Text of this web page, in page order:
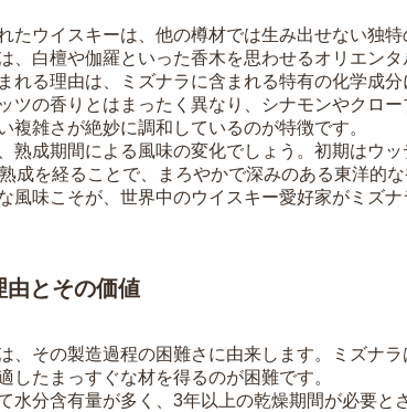
たウイスキーは、他の樽材では生み出せない独
、白檀や伽羅といった香木を思わせるオリエンタ
れる理由は、ミズナラに含まれる特有の化学成
ツの香りとはまったく異なり、シナモンやクロー
複雑さが絶妙に調和しているのが特徴です。
熟成期間による風味の変化でしょう。初期はウ
成を経ることで、まろやかで深みのある東洋的
風味こそが、世界中のウイスキー愛好家がミズ
由とその価値
、その製造過程の困難さに由来します。ミズナ
したまっすぐな材を得るのが困難です。
水分含有量が多く、3年以上の乾燥期間が必要と